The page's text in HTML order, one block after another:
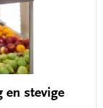
en stevige